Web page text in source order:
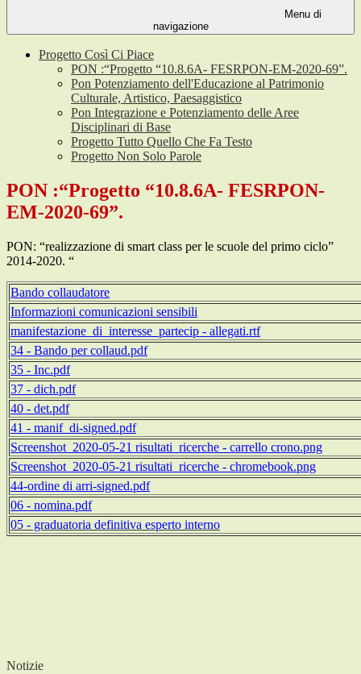
Menu di
navigazione
Progetto Così Ci Piace
PON :“Progetto “10.8.6A- FESRPON-EM-2020-69”.
Pon Potenziamento dell'Educazione al Patrimonio
Culturale, Artistico, Paesaggistico
Pon Integrazione e Potenziamento delle Aree
Disciplinari di Base
Progetto Tutto Quello Che Fa Testo
Progetto Non Solo Parole
PON :“Progetto “10.8.6A- FESRPON-
EM-2020-69”.
PON: “realizzazione di smart class per le scuole del primo ciclo”
2014-2020. “
Bando collaudatore
Informazioni comunicazioni sensibili
manifestazione_di_interesse_partecip - allegati.rtf
34 - Bando per collaud.pdf
35 - Inc.pdf
37 - dich.pdf
40 - det.pdf
41 - manif_di-signed.pdf
Screenshot_2020-05-21 risultati_ricerche - carrello crono.png
Screenshot_2020-05-21 risultati_ricerche - chromebook.png
44-ordine di arri-signed.pdf
06 - nomina.pdf
05 - graduatoria definitiva esperto interno
Notizie